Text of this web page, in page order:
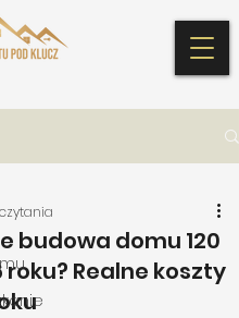
budowa domu 120
roku? Realne koszty